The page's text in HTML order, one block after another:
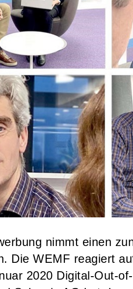
nimmt einen
Die WEMF reagiert
2020 Digital-Out-